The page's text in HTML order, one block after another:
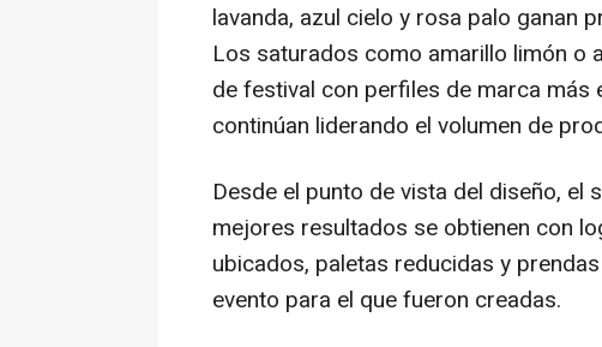
lavanda, azul cielo y rosa palo ganan
Los saturados como amarillo limón o
de festival con perfiles de marca
continúan liderando el volumen de
Desde el punto de vista del diseño,
mejores resultados se obtienen con
ubicados, paletas reducidas y
evento para el que fueron creadas.